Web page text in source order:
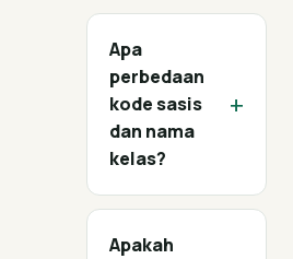
Apa
perbedaan
kode sasis
dan nama
kelas?
+
Apakah